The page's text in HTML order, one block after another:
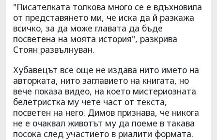
"Писателката толкова много се е вдъхновила
от представянето ми, че иска да й разкажа
всичко, за да може главата да бъде
посветена на моята история", разкрива
Стоян развълнуван.
Хубавецът все още не издава нито името на
авторката, нито заглавието на книгата, но
вече показа видео, на което мистериозната
белетристка му чете част от текста,
посветен на него. Димов признава, че никога
не е очаквал животът му да поеме в такава
посока след участието в риалити формата.